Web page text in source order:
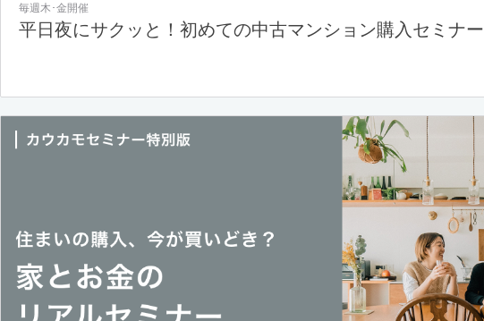
毎週木･金開催
平日夜にサクッと！初めての中古マンション購入セミナー